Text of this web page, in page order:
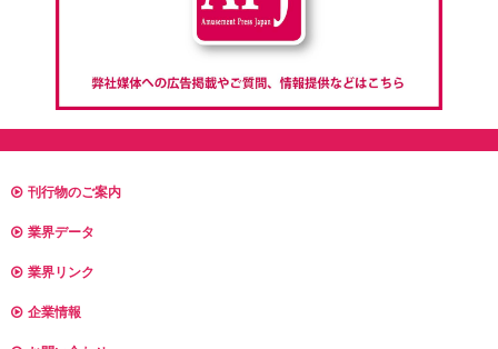
刊行物のご案内
業界データ
業界リンク
企業情報